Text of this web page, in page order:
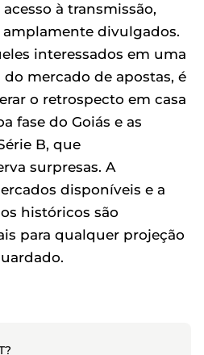
à transmissão,
amplamente divulgados.
interessados em uma
mercado de apostas, é
o retrospecto em casa
fase do Goiás e as
B, que
surpresas. A
disponíveis e a
históricos são
para qualquer projeção